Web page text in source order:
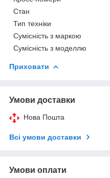
Стан
Тип техніки
Сумісність з маркою
Сумісність з моделлю
Приховати
Умови доставки
Нова Пошта
Всі умови доставки
Умови оплати